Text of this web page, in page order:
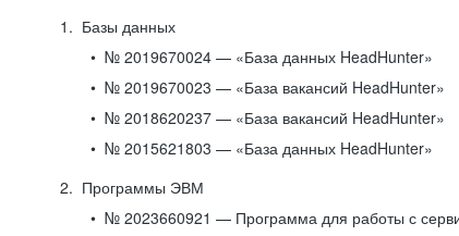
Базы данных
№ 2019670024 — «База данных HeadHunter»
№ 2019670023 — «База вакансий HeadHunter»
№ 2018620237 — «База вакансий HeadHunter»
№ 2015621803 — «База данных HeadHunter»
Программы ЭВМ
№ 2023660921 — Программа для работы с